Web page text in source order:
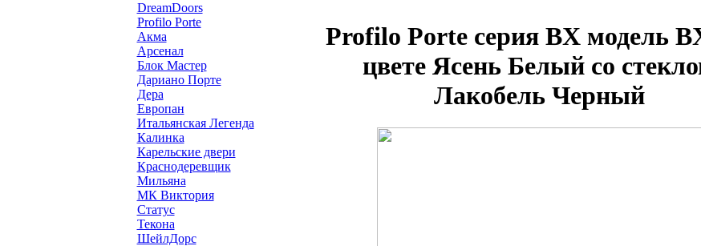
DreamDoors
Profilo Porte
Акма
Арсенал
Блок Мастер
Дариано Порте
Дера
Европан
Итальянская Легенда
Калинка
Карельские двери
Краснодеревщик
Мильяна
МК Виктория
Статус
Текона
ШейлДорс
Profilo Porte серия BX модель
цвете Ясень Белый со
Лакобель Черный